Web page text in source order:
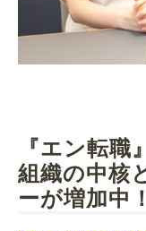
『エン転職
組織の中核
ーが増加中！